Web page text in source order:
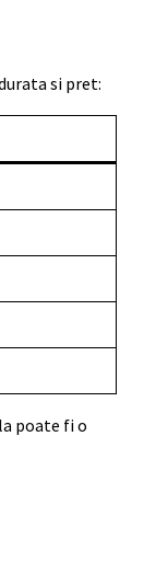
si pret:
poate fi o